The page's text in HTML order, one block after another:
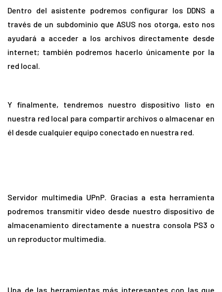
Dentro del asistente podremos configurar los DDNS a
través de un subdominio que ASUS nos otorga, esto nos
ayudará a acceder a los archivos directamente desde
internet; también podremos hacerlo únicamente por la
red local.
Y finalmente, tendremos nuestro dispositivo listo en
nuestra red local para compartir archivos o almacenar en
él desde cualquier equipo conectado en nuestra red.
Servidor multimedia UPnP. Gracias a esta herramienta
podremos transmitir video desde nuestro dispositivo de
almacenamiento directamente a nuestra consola PS3 o
un reproductor multimedia.
Una de las herramientas más interesantes con las que